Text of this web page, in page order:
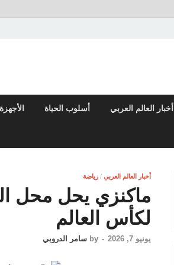
أخبار العالم العربي أسلوب الحياة
أخبار العالم العربي / رياضة
ماكنزي يحل محل
لكأس العالم
يونيو 7, 2026 -
by سامر الدروبي